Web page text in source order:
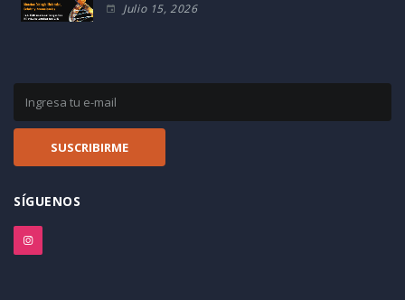
Julio 15, 2026
SÍGUENOS